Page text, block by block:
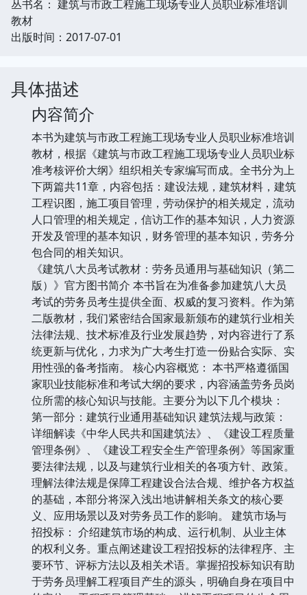
丛书名： 建筑与市政工程施工现场专业人员职业标准培训
教材
出版时间：2017-07-01
具体描述
内容简介
本书为建筑与市政工程施工现场专业人员职业标准培训
教材，根据《建筑与市政工程施工现场专业人员职业标
准考核评价大纲》组织相关专家编写而成。全书分为上
下两篇共11章，内容包括：建设法规，建筑材料，建筑
工程识图，施工项目管理，劳动保护的相关规定，流动
人口管理的相关规定，信访工作的基本知识，人力资源
开发及管理的基本知识，财务管理的基本知识，劳务分
包合同的相关知识。
《建筑八大员考试教材：劳务员通用与基础知识（第二
版）》官方图书简介 本书旨在为准备参加建筑八大员
考试的劳务员考生提供全面、权威的复习资料。作为第
二版教材，我们紧密结合国家最新颁布的建筑行业相关
法律法规、技术标准及行业发展趋势，对内容进行了系
统更新与优化，力求为广大考生打造一份贴合实际、实
用性强的备考指南。 核心内容概览： 本书严格遵循国
家职业技能标准和考试大纲的要求，内容涵盖劳务员岗
位所需的核心知识与技能。主要分为以下几个模块：
第一部分：建筑行业通用基础知识 建筑法规与政策：
详细解读《中华人民共和国建筑法》、《建设工程质量
管理条例》、《建设工程安全生产管理条例》等国家重
要法律法规，以及与建筑行业相关的各项方针、政策。
理解法律法规是保障工程建设合法合规、维护各方权益
的基础，本部分将深入浅出地讲解相关条文的核心要
义、应用场景以及对劳务员工作的影响。 建筑市场与
招投标： 介绍建筑市场的构成、运行机制、从业主体
的权利义务。重点阐述建设工程招投标的法律程序、主
要环节、评标方法以及相关术语。掌握招投标知识有助
于劳务员理解工程项目产生的源头，明确自身在项目中